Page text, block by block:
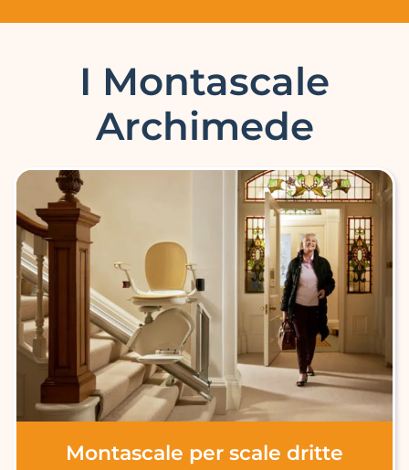
I Montascale
Archimede
Montascale per scale dritte